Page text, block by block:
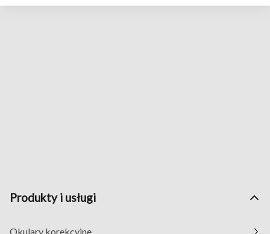
Produkty i usługi
Okulary korekcyjne